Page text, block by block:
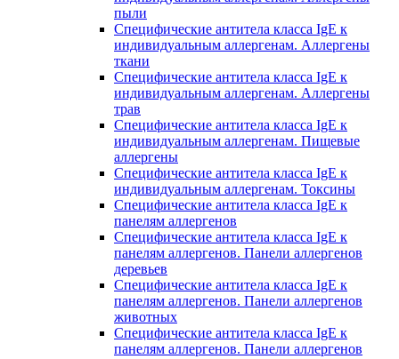
пыли
Специфические антитела класса IgE к
индивидуальным аллергенам. Аллергены
ткани
Специфические антитела класса IgE к
индивидуальным аллергенам. Аллергены
трав
Специфические антитела класса IgE к
индивидуальным аллергенам. Пищевые
аллергены
Специфические антитела класса IgE к
индивидуальным аллергенам. Токсины
Специфические антитела класса IgE к
панелям аллергенов
Специфические антитела класса IgE к
панелям аллергенов. Панели аллергенов
деревьев
Специфические антитела класса IgE к
панелям аллергенов. Панели аллергенов
животных
Специфические антитела класса IgE к
панелям аллергенов. Панели аллергенов